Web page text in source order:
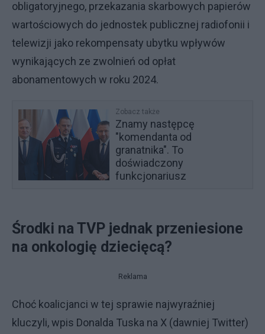
obligatoryjnego, przekazania skarbowych papierów
wartościowych do jednostek publicznej radiofonii i
telewizji jako rekompensaty ubytku wpływów
wynikających ze zwolnień od opłat
abonamentowych w roku 2024.
Zobacz także
Znamy następcę
"komendanta od
granatnika". To
doświadczony
funkcjonariusz
Środki na TVP jednak przeniesione
na onkologię dziecięcą?
Reklama
Choć koalicjanci w tej sprawie najwyraźniej
kluczyli, wpis Donalda Tuska na X (dawniej Twitter)